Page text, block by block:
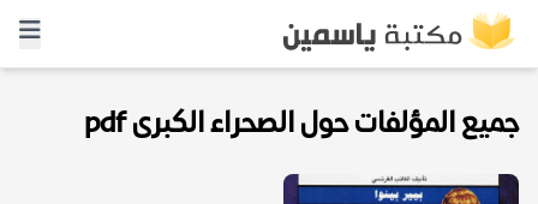
جميع المؤلفات حول الصحراء الكبرى pdf